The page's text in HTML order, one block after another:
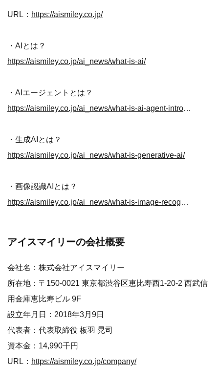
URL： https://aismiley.co.jp/
・AIとは？
https://aismiley.co.jp/ai_news/what-is-ai/
・AIエージェントとは？
・生成AIとは？
https://aismiley.co.jp/ai_news/what-is-generative-ai/
・画像認識AIとは？
アイスマイリーの会社概要
会社名：株式会社アイスマイリー
所在地：〒150-0021 東京都渋谷区恵比寿西1-20-2 西武信
用金庫恵比寿ビル 9F
設立年月日：2018年3月9日
代表者：代表取締役 板羽 晃司
資本金：14,990千円
URL： https://aismiley.co.jp/company/